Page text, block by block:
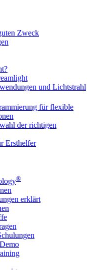
Zweck
und Lichtstrahl
für flexible
der richtigen
Ersthelfer
®
erklärt